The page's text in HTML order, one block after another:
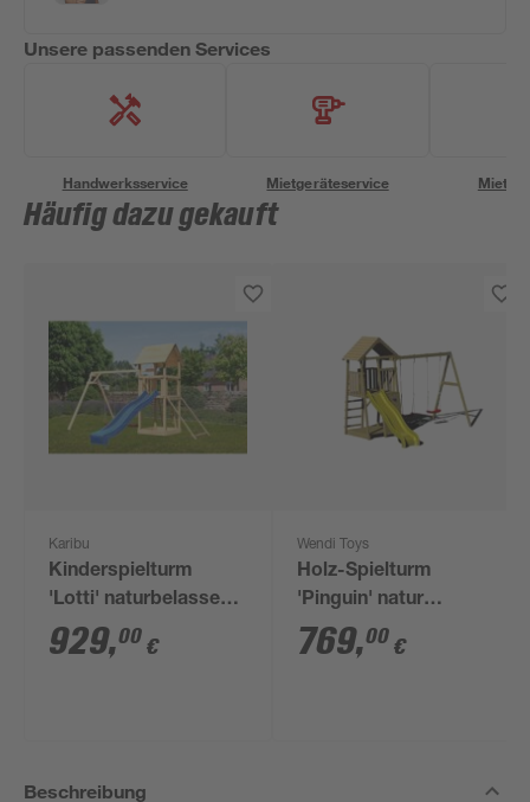
Unsere passenden Services
Handwerksservice Mietgeräteservice
Häufig dazu gekauft
Karibu
Kinderspielturm
'Lotti' naturbelassene
nordische Fichte 107
x 291 x 107 cm
929,00 €
Wendi Toys
Holz-Spielturm
'Pinguin' natur
Rutsche,
Kletterwand, 2
769,00 €
Beschreibung